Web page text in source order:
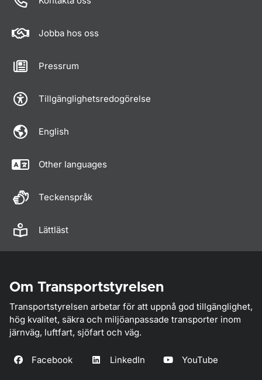
Jobba hos oss
Pressrum
Tillgänglighetsredogörelse
English
Other languages
Teckenspråk
Lättläst
Om Transportstyrelsen
Transportstyrelsen arbetar för att uppnå god tillgänglighet,
hög kvalitet, säkra och miljöanpassade transporter inom
järnväg, luftfart, sjöfart och väg.
Facebook LinkedIn YouTube